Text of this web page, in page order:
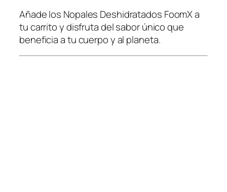
Añade los Nopales Deshidratados FoomX a
tu carrito y disfruta del sabor único que
beneficia a tu cuerpo y al planeta.